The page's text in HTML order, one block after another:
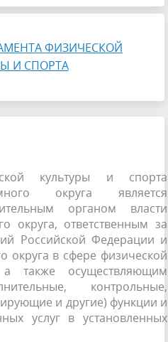
ФИЗИЧЕСКОЙ
И СПОРТА
культуры и спорта
округа является
органом власти
округа, ответственным за
Российской Федерации и
округа в сфере физической
также осуществляющим
контрольные,
и другие) функции и
услуг в установленных